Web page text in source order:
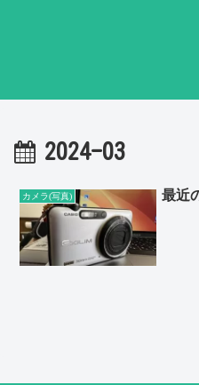
2024-03
カメラ(写真) 最近